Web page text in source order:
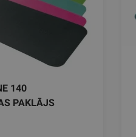
140
PAKLĀJS